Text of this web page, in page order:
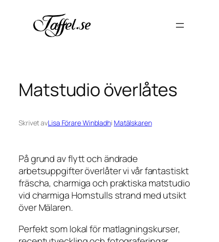
innehåll
Matstudio överlåtes
Skrivet avLisa Förare Winbladhi Matälskaren
På grund av flytt och ändrade
arbetsuppgifter överlåter vi vår fantastiskt
fräscha, charmiga och praktiska matstudio
vid charmiga Hornstulls strand med utsikt
över Mälaren.
Perfekt som lokal för matlagningskurser,